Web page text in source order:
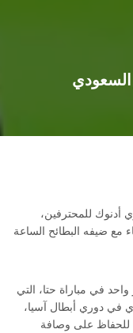
السعودي
في افتتاح الجولة الـ15 لدوري أدنوك للمحترفين،
ضيفه حتا الساعة 17:35، وكلباء مع ضيفه البطائح الساعة
في مباراة حتا، التي
في دوري أبطال آسيا،
للحفاظ على وصافة